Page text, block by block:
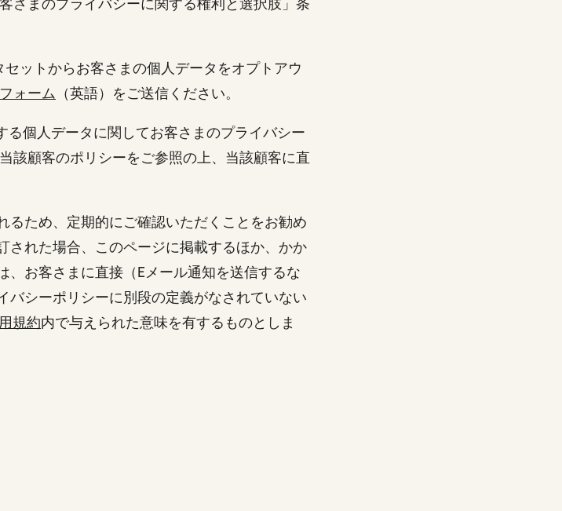
さまのプライバシーに関する権利と選択肢」条
セットからお客さまの個人データをオプトアウ
ォーム （英語）をご送信ください。
る個人データに関してお客さまのプライバシー
該顧客のポリシーをご参照の上、当該顧客に直
るため、定期的にご確認いただくことをお勧め
された場合、このページに掲載するほか、かか
、お客さまに直接（Eメール通知を送信するな
バシーポリシーに別段の定義がなされていない
規約内で与えられた意味を有するものとしま